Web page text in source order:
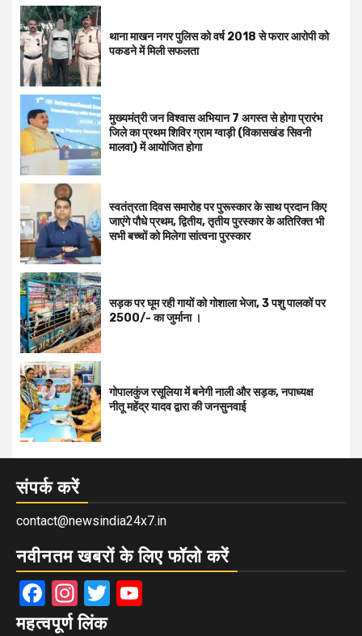
थाना माखन नगर पुलिस को वर्ष 2018 से फरार आरोपी को
पकडने में मिली सफलता
मुख्यमंत्री जन विश्वास अभियान 7 अगस्त से होगा प्रारंभ
जिले का प्रथम शिविर ग्राम ग्वाड़ी (विकासखंड सिवनी
मालवा) में आयोजित होगा
स्वतंत्रता दिवस समारोह पर पुरूस्‍कार के साथ प्रदान किए
जाएंगे पौधे प्रथम, द्वितीय, तृतीय पुरस्कार के अतिरिक्त भी
सभी बच्चों को मिलेगा सांत्वना पुरस्कार
सड़क पर घूम रही गायों को गोशाला भेजा, 3 पशु पालकों पर
2500/- का जुर्माना ।
गोपालकुंज रसूलिया में बनेगी नाली और सड़क, नपाध्यक्ष
नीतू महेंद्र यादव द्वारा की जनसुनवाई
संपर्क करें
contact@newsindia24x7.in
नवीनतम खबरों के लिए फॉलो करें
Facebook
Instagram
Twitter
महत्वपूर्ण लिंक